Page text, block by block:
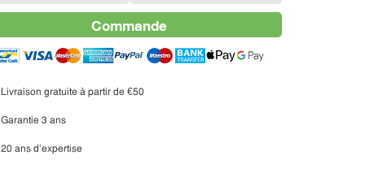
Commande
Livraison gratuite à partir de €50
Garantie 3 ans
20 ans d'expertise